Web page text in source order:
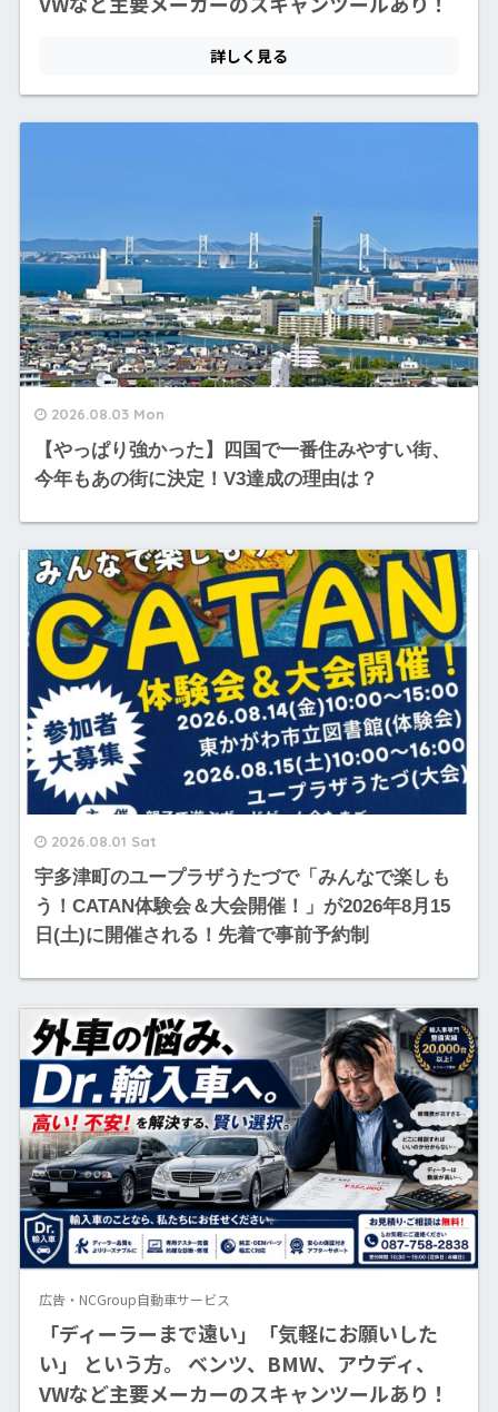
2026.08.03 Mon
【やっぱり強かった】四国で一番住みやすい街、
今年もあの街に決定！V3達成の理由は？
2026.08.01 Sat
宇多津町のユープラザうたづで「みんなで楽しも
う！CATAN体験会＆大会開催！」が2026年8月15
日(土)に開催される！先着で事前予約制